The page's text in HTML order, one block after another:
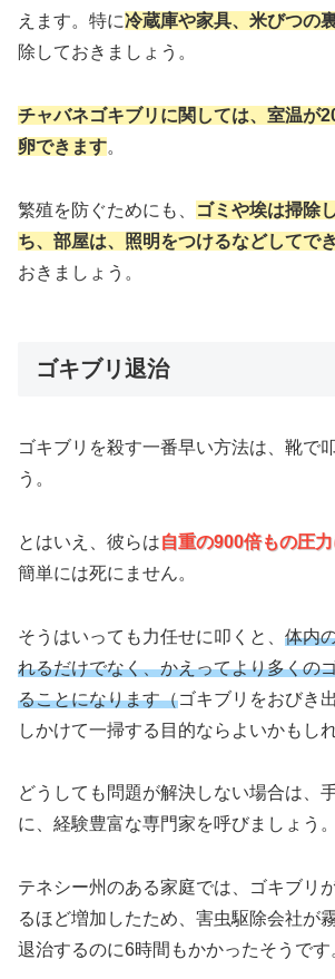
えます。特に冷蔵庫や家具、米びつの
除しておきましょう。
チャバネゴキブリに関しては、室温が
卵できます。
繁殖を防ぐためにも、
ゴミや埃は掃除
ち、部屋は、照明をつけるなどしてで
おきましょう。
ゴキブリ退治
ゴキブリを殺す一番早い方法は、靴で
う。
とはいえ、彼らは自重の900倍もの圧
簡単には死にません。
そうはいっても力任せに叩くと、 体内
れるだけでなく、かえってより多くの
ることになります（ゴキブリをおびき
しかけて一掃する目的ならよいかもし
どうしても問題が解決しない場合は、
に、経験豊富な専門家を呼びましょう。
テネシー州のある家庭では、ゴキブリ
るほど増加したため、害虫駆除会社が
退治するのに6時間もかかったそうです